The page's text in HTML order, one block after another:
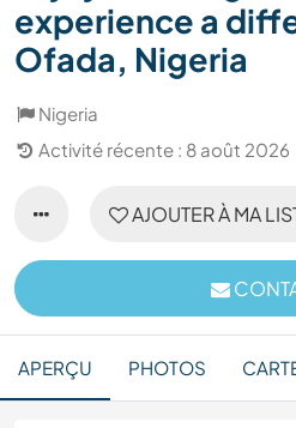
experience a
Ofada, Nigeria
Nigeria
Activité récente : 8 août 2026
AJOUTER À MA
APERÇU PHOTOS